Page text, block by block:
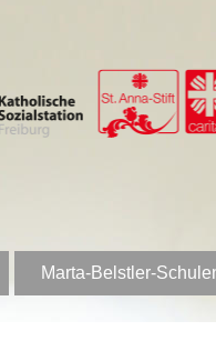
Marta-Belstler-